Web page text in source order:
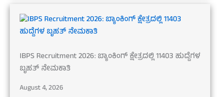
IBPS Recruitment 2026: ಬ್ಯಾಂಕಿಂಗ್ ಕ್ಷೇತ್ರದಲ್ಲಿ 11403 ಹುದ್ದೆಗಳ
ಬೃಹತ್ ನೇಮಕಾತಿ
August 4, 2026